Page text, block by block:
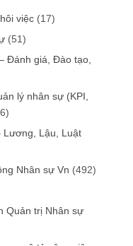
việc (17)
(51)
Đánh giá, Đào tạo,
lý nhân sự (KPI,
Lương, Lậu, Luật
Nhân sự Vn (492)
Quản trị Nhân sự